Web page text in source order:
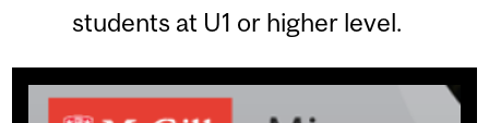
students at U1 or higher level.